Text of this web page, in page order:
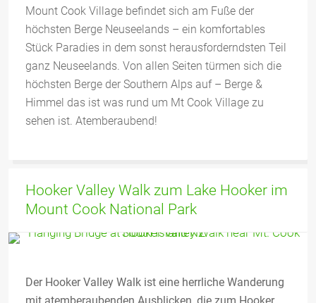
Mount Cook Village befindet sich am Fuße der
höchsten Berge Neuseelands – ein komfortables
Stück Paradies in dem sonst herausforderndsten Teil
ganz Neuseelands. Von allen Seiten türmen sich die
höchsten Berge der Southern Alps auf – Berge &
Himmel das ist was rund um Mt Cook Village zu
sehen ist. Atemberaubend!
Hooker Valley Walk zum Lake Hooker im
Mount Cook National Park
Der Hooker Valley Walk ist eine herrliche Wanderung
mit atemberaubenden Ausblicken, die zum Hooker